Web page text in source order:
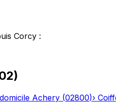
Corcy :
)
Achery (02800)›